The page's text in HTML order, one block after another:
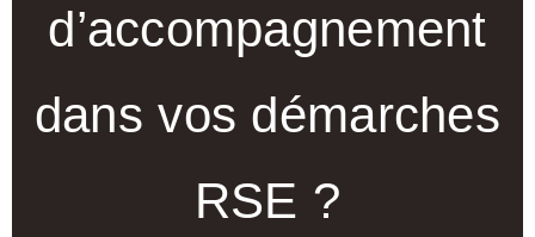
d’accompagnement
dans vos démarches
RSE ?